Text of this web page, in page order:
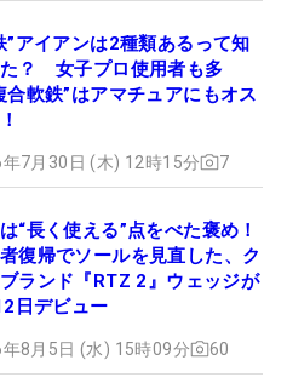
”アイアンは2種類あるって知
？ 女子プロ使用者も多
合軟鉄”はアマチュアにもオス
7月30日 (木) 12時15分 7
“長く使える”点をべた褒め！
復帰でソールを見直した、ク
ランド『RTZ 2』ウェッジが
日デビュー
8月5日 (水) 15時09分 60